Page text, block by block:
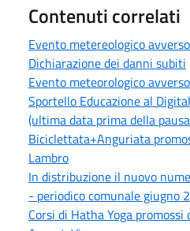
Contenuti correlati
Evento metereologico
Dichiarazione dei danni subiti
Evento meteorologico
Sportello Educazione al
(ultima data prima della
Biciclettata+Anguriata
Lambro
In distribuzione il nuovo
- periodico comunale giugno
Corsi di Hatha Yoga promossi